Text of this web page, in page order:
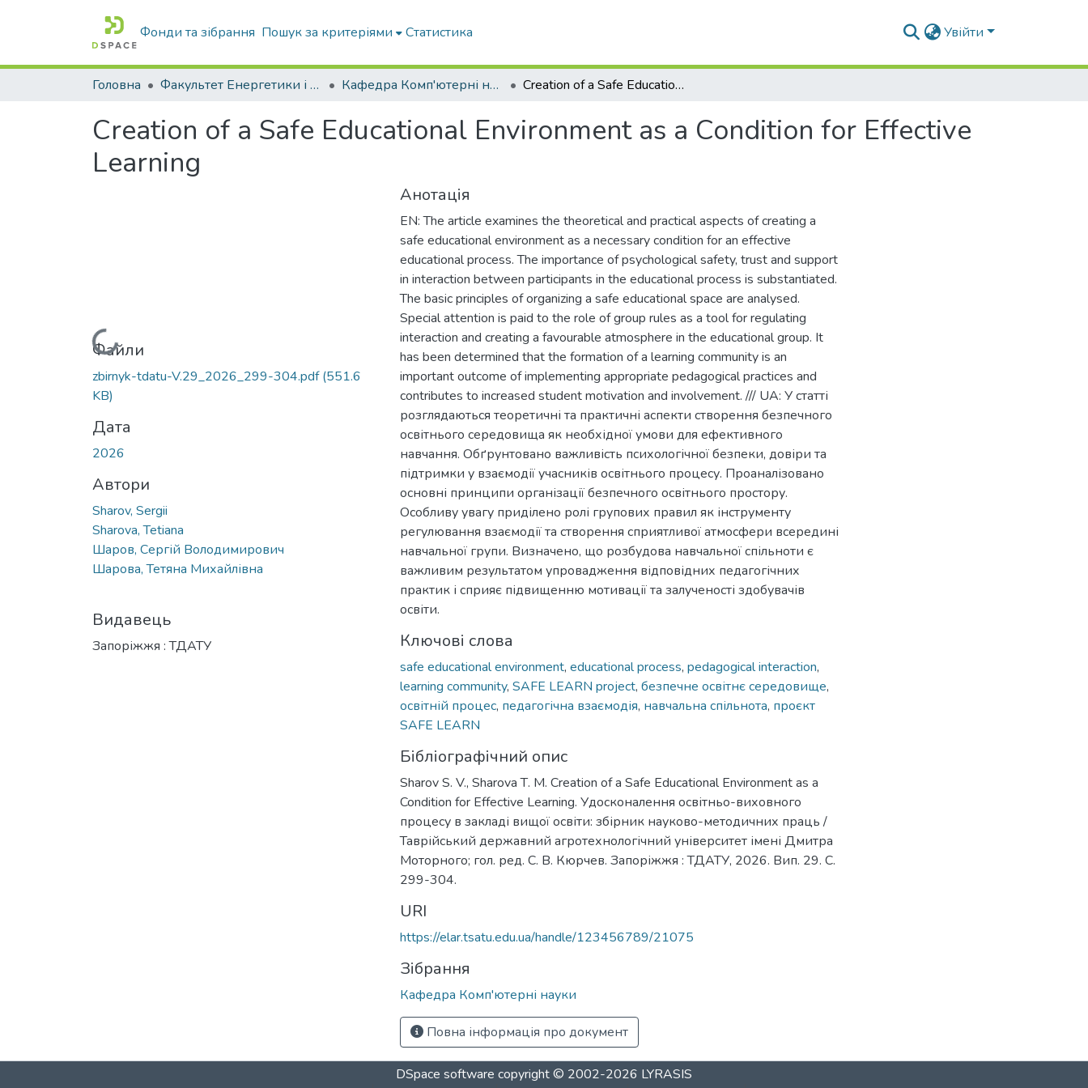
Фонди та зібрання Пошук за критеріями Статистика Увійти
Головна Факультет Енергетики і комп'ютерних технологій Кафедра Комп'ютерні науки Creation of a Safe Educational Environment as a Condition for Effective Learning
Creation of a Safe Educational Environment as a Condition for Effective
Learning
Вантажиться...
Файли
zbirnyk-tdatu-V.29_2026_299-304.pdf(551.6
KB)
Дата
2026
Автори
Sharov, Sergii
Sharova, Tetiana
Шаров, Сергій Володимирович
Шарова, Тетяна Михайлівна
Видавець
Запоріжжя : ТДАТУ
Анотація
EN: The article examines the theoretical and practical aspects of creating a
safe educational environment as a necessary condition for an effective
educational process. The importance of psychological safety, trust and support
in interaction between participants in the educational process is substantiated.
The basic principles of organizing a safe educational space are analysed.
Special attention is paid to the role of group rules as a tool for regulating
interaction and creating a favourable atmosphere in the educational group. It
has been determined that the formation of a learning community is an
important outcome of implementing appropriate pedagogical practices and
contributes to increased student motivation and involvement. /// UA: У статті
розглядаються теоретичні та практичні аспекти створення безпечного
освітнього середовища як необхідної умови для ефективного
навчання. Обґрунтовано важливість психологічної безпеки, довіри та
підтримки у взаємодії учасників освітнього процесу. Проаналізовано
основні принципи організації безпечного освітнього простору.
Особливу увагу приділено ролі групових правил як інструменту
регулювання взаємодії та створення сприятливої атмосфери всередині
навчальної групи. Визначено, що розбудова навчальної спільноти є
важливим результатом упровадження відповідних педагогічних
практик і сприяє підвищенню мотивації та залученості здобувачів
освіти.
Ключові слова
safe educational environment, educational process, pedagogical interaction,
learning community, SAFE LEARN project, безпечне освітнє середовище,
освітній процес, педагогічна взаємодія, навчальна спільнота, проєкт
SAFE LEARN
Бібліографічний опис
Sharov S. V., Sharova Т. М. Creation of a Safe Educational Environment as a
Condition for Effective Learning. Удосконалення освітньо-виховного
процесу в закладі вищої освіти: збірник науково-методичних праць /
Таврійський державний агротехнологічний університет імені Дмитра
Моторного; гол. ред. С. В. Кюрчев. Запоріжжя : ТДАТУ, 2026. Вип. 29. С.
299-304.
URI
https://elar.tsatu.edu.ua/handle/123456789/21075
Зібрання
Кафедра Комп'ютерні науки
Повна інформація про документ
DSpace software copyright © 2002-2026 LYRASIS